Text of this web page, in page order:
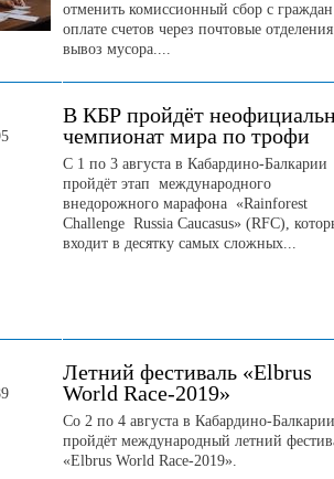
отменить комиссионный сбор с
оплате счетов через почтовые
вывоз мусора....
В КБР пройдёт
чемпионат мира по трофи
С 1 по 3 августа в Кабардино-Балкарии
пройдёт этап международного
внедорожного марафона «Rainforest
Challenge Russia Caucasus» (RFC),
входит в десятку самых сложных...
Летний фестиваль «Elbrus
World Race-2019»
Со 2 по 4 августа в Кабардино-Балкарии
пройдёт международный летний
«Elbrus World Race-2019».